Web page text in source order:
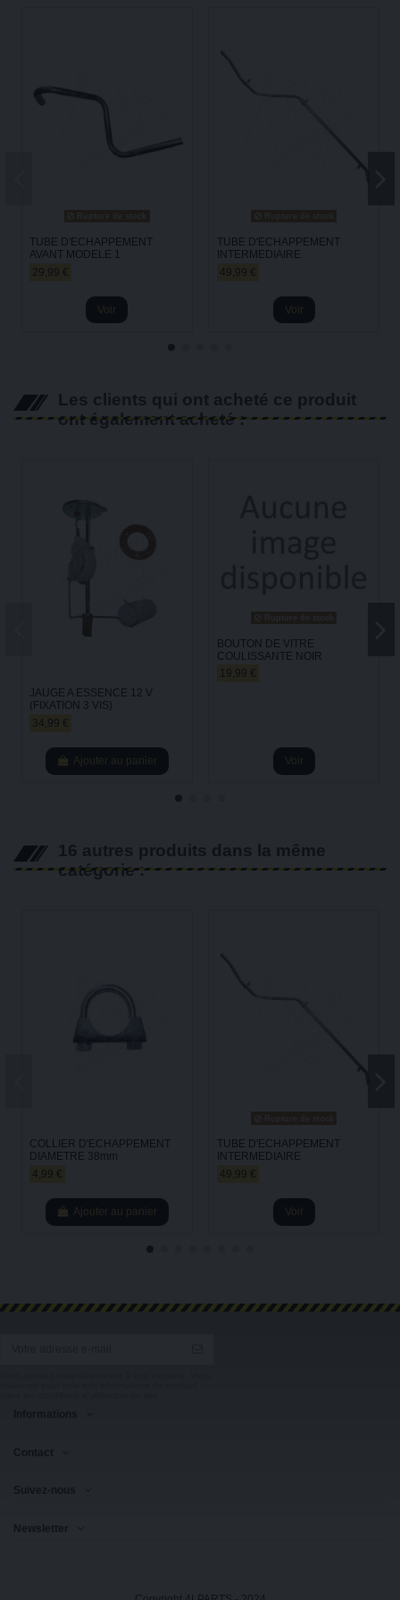
TUBE D'ECHAPPEMENT
AVANT MODELE 1
29,99 €
Voir
TUBE D'ECHAPPEMENT
INTERMEDIAIRE
49,99 €
Voir
Les clients qui ont acheté ce produit
ont également acheté :
JAUGE A ESSENCE 12 V
(FIXATION 3 VIS)
34,99 €
Ajouter au panier
BOUTON DE VITRE
COULISSANTE NOIR
19,99 €
Voir
16 autres produits dans la même
catégorie :
COLLIER D'ECHAPPEMENT
DIAMETRE 38mm
4,99 €
Ajouter au panier
TUBE D'ECHAPPEMENT
INTERMEDIAIRE
49,99 €
Voir
Newsletter